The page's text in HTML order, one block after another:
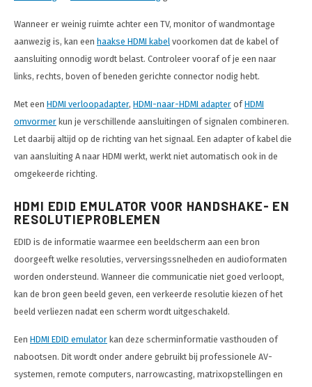
Wanneer er weinig ruimte achter een TV, monitor of wandmontage
aanwezig is, kan een haakse HDMI kabel voorkomen dat de kabel of
aansluiting onnodig wordt belast. Controleer vooraf of je een naar
links, rechts, boven of beneden gerichte connector nodig hebt.
Met een HDMI verloopadapter, HDMI-naar-HDMI adapter ofHDMI
omvormer kun je verschillende aansluitingen of signalen combineren.
Let daarbij altijd op de richting van het signaal. Een adapter of kabel die
van aansluiting A naar HDMI werkt, werkt niet automatisch ook in de
omgekeerde richting.
HDMI EDID EMULATOR VOOR HANDSHAKE- EN
RESOLUTIEPROBLEMEN
EDID is de informatie waarmee een beeldscherm aan een bron
doorgeeft welke resoluties, verversingssnelheden en audioformaten
worden ondersteund. Wanneer die communicatie niet goed verloopt,
kan de bron geen beeld geven, een verkeerde resolutie kiezen of het
beeld verliezen nadat een scherm wordt uitgeschakeld.
Een HDMI EDID emulator kan deze scherminformatie vasthouden of
nabootsen. Dit wordt onder andere gebruikt bij professionele AV-
systemen, remote computers, narrowcasting, matrixopstellingen en